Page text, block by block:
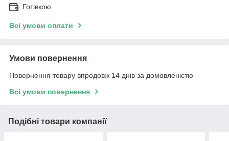
Готівкою
Всі умови оплати
Умови повернення
Повернення товару впродовж 14 днів за домовленістю
Всі умови повернення
Подібні товари компанії